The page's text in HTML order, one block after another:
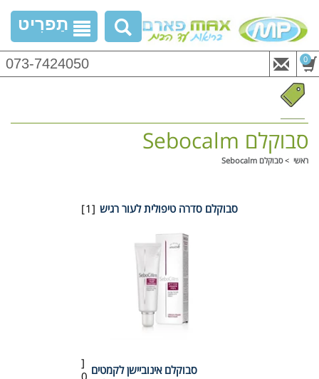
לתוכן
תַפרִיט
0
073-7424050
סבוקלם Sebocalm
ראשי סבוקלם Sebocalm
סבוקלם סדרה טיפולית לעור רגיש [1]
סבוקלם אינוביישן לקמטים [